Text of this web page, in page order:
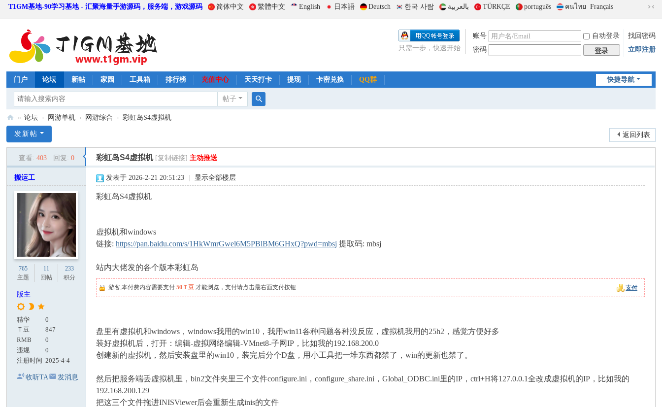
T1GM基地-90学习基地 - 汇聚海量手游源码，服务端，游戏源码 简体中文 繁體中文 English 日本語 Deutsch 한국 사람 بالعربية TÜRKÇE português คนไทย Français
到
版
账号 自动登录
找回密码
密码
登录 立即注册
只需一步，快速开始
快捷导航
门户 论坛 新帖 家园 工具箱 排行榜 充值中心 天天打卡 提现 卡密兑换 QQ群
帖子
1
» 论坛 › 网游单机 › 网游综合 › 彩虹岛S4虚拟机
返回列表
发新帖
查看: 403 回复: 0 彩虹岛S4虚拟机 [复制链接] 主动推送
搬运工
765
主题
11
回帖
233
积分
版主
精华
0
Ｔ豆
847
RMB
0
违规
0
注册时间 2025-4-4
收听TA 发消息
发表于 2026-2-21 20:51:23 显示全部楼层
彩虹岛S4虚拟机
虚拟机和windows
链接:https://pan.baidu.com/s/1HkWmrGwel6M5PBlBM6GHxQ?pwd=mbsj 提取码: mbsj
站内大佬发的各个版本彩虹岛
游客,本付费内容需要支付50Ｔ豆 才能浏览，支付请点击最右面支付按钮 支付
盘里有虚拟机和windows，windows我用的win10，我用win11各种问题各种没反应，虚拟机我用的25h2，感觉方便好多
装好虚拟机后，打开：编辑-虚拟网络编辑-VMnet8-子网IP，比如我的192.168.200.0
创建新的虚拟机，然后安装盘里的win10，装完后分个D盘，用小工具把一堆东西都禁了，win的更新也禁了。
然后把服务端丢虚拟机里，bin2文件夹里三个文件configure.ini，configure_share.ini，Global_ODBC.ini里的IP，ctrl+H将127.0.0.1全改成虚拟机的IP，比如我的
192.168.200.129
把这三个文件拖进INISViewer后会重新生成inis的文件